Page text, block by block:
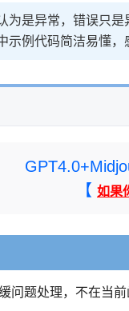
为是异常，错误只
示例代码简洁易懂
【 如果
问题处理，不在当